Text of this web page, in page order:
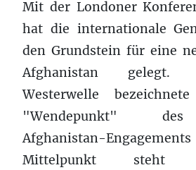
Mit der Londoner
hat die internationale
den Grundstein für eine
Afghanistan gelegt.
Westerwelle
"Wendepunkt"
Afghanistan-
Mittelpunkt